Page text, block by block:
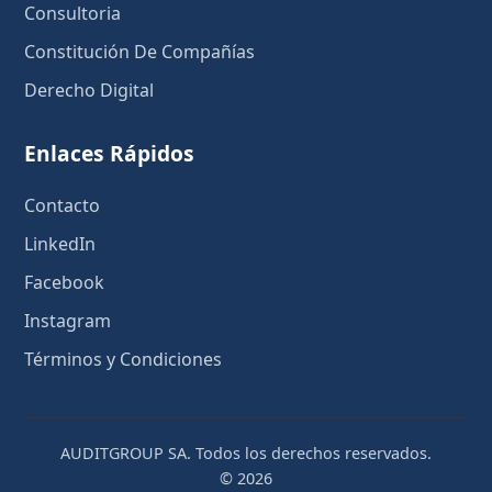
Consultoria
Constitución De Compañías
Derecho Digital
Enlaces Rápidos
Contacto
LinkedIn
Facebook
Instagram
Términos y Condiciones
AUDITGROUP SA. Todos los derechos reservados.
© 2026